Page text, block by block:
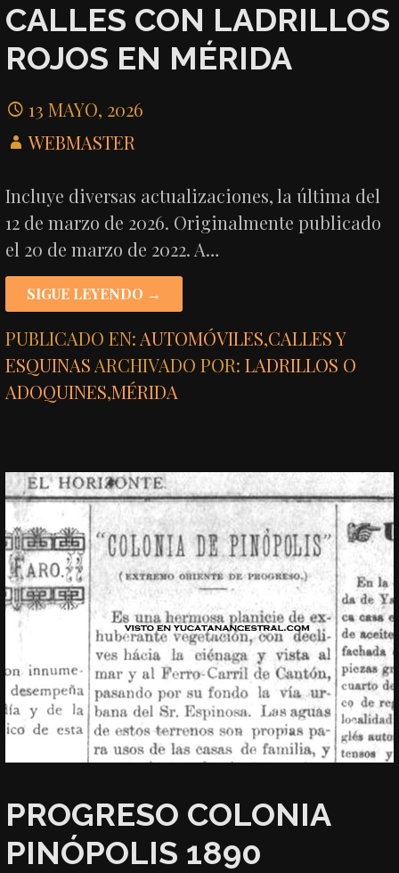
CALLES CON LADRILLOS
ROJOS EN MÉRIDA
13 MAYO, 2026
WEBMASTER
Incluye diversas actualizaciones, la última del
12 de marzo de 2026. Originalmente publicado
el 20 de marzo de 2022. A…
SIGUE LEYENDO →
PUBLICADO EN: AUTOMÓVILES,CALLES Y
ESQUINAS ARCHIVADO POR:LADRILLOS O
ADOQUINES,MÉRIDA
PROGRESO COLONIA
PINÓPOLIS 1890